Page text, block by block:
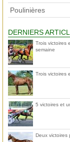
Poulinières
DERNIERS
Trois victoires
semaine
Trois victoires
5 victoires et
Deux victoires